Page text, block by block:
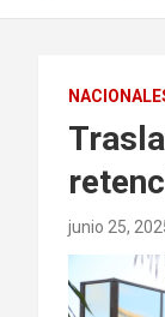
junio 25,